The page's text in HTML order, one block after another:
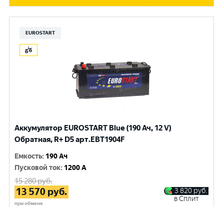
EUROSTART
Аккумулятор EUROSTART Blue (190 Ач, 12 V)
Обратная, R+ D5 арт.EBT1904F
Емкость: 190 Ач
Пусковой ток: 1200 A
15 280руб.
13 570 руб.
при обмене
3 820 руб.
в Сплит